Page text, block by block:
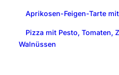
Aprikosen-Feigen-Tarte
Pizza mit Pesto, Tomaten,
Walnüssen